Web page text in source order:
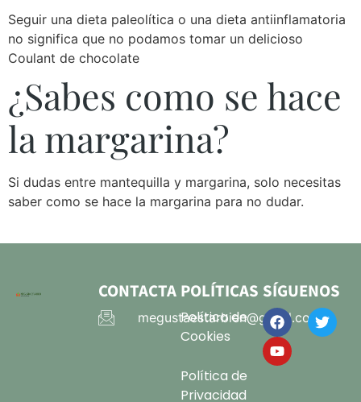
Seguir una dieta paleolítica o una dieta antiinflamatoria
no significa que no podamos tomar un delicioso
Coulant de chocolate
¿Sabes como se hace
la margarina?
Si dudas entre mantequilla y margarina, solo necesitas
saber como se hace la margarina para no dudar.
CONTACTA
megustaestarbien@gmail.com
POLÍTICAS
Política de
Cookies
Política de
Privacidad
SÍGUENOS